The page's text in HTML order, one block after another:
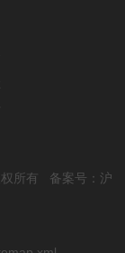
权所有 备案号：沪